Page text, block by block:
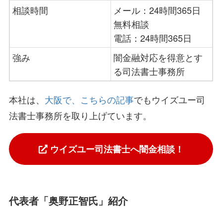
相談時間
メール：24時間365日
無料相談
電話：24時間365日
強み
闇金融対応を得意とす
る司法書士事務所
本社は、 大阪で、こちらの記事でもウイズユー司
法書士事務所を取り上げています。
ウイズユー司法書士へ闇金相談！
代表者「奥野正智氏」紹介